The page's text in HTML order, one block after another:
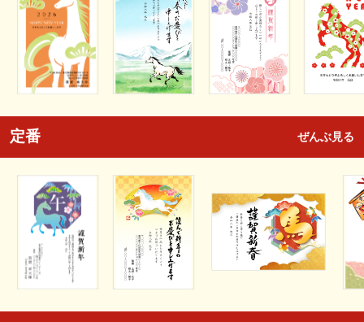
定番 ぜんぶ見る